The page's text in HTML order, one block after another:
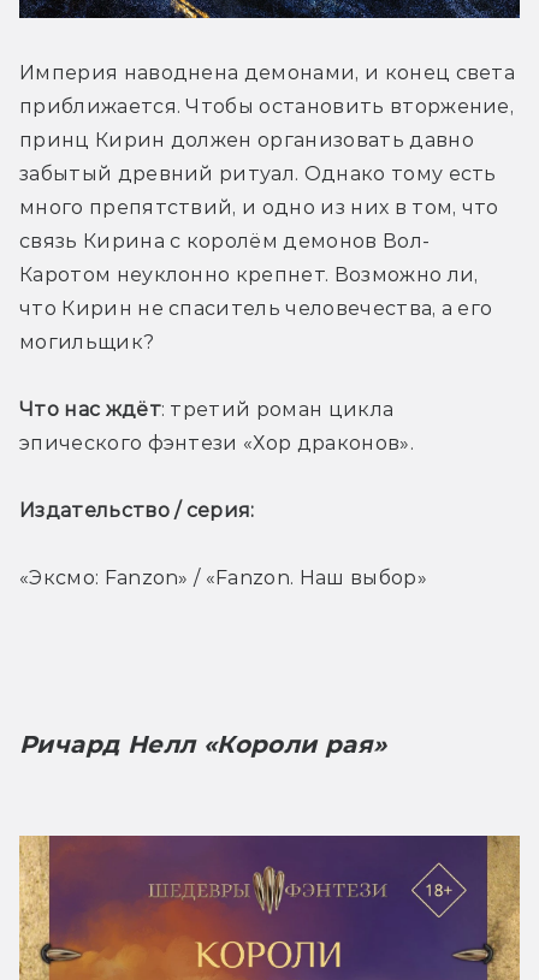
Империя наводнена демонами, и конец света
приближается. Чтобы остановить вторжение,
принц Кирин должен организовать давно
забытый древний ритуал. Однако тому есть
много препятствий, и одно из них в том, что
связь Кирина с королём демонов Вол-
Каротом неуклонно крепнет. Возможно ли,
что Кирин не спаситель человечества, а его
могильщик?
Что нас ждёт: третий роман цикла
эпического фэнтези «Хор драконов».
Издательство / серия:
«Эксмо: Fanzon» / «Fanzon. Наш выбор»
Ричард Нелл «Короли рая»